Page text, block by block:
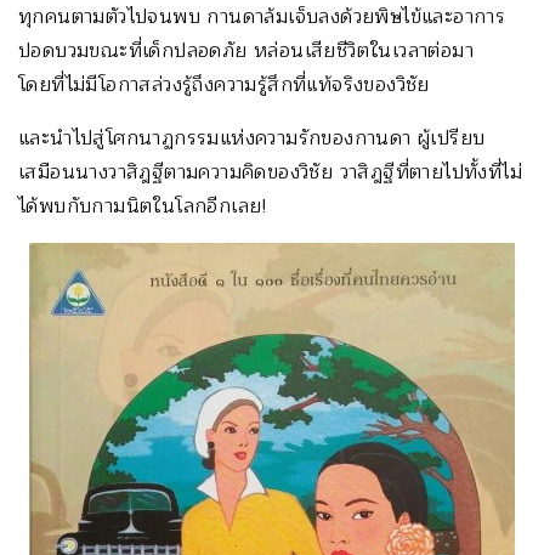
ทุกคนตามตัวไปจนพบ กานดาล้มเจ็บลงด้วยพิษไข้และอาการ
ปอดบวมขณะที่เด็กปลอดภัย หล่อนเสียชีวิตในเวลาต่อมา
โดยที่ไม่มีโอกาสล่วงรู้ถึงความรู้สึกที่แท้จริงของวิชัย
และนำไปสู่โศกนาฏกรรมแห่งความรักของกานดา ผู้เปรียบ
เสมือนนางวาสิฎฐีตามความคิดของวิชัย วาสิฎฐีที่ตายไปทั้งที่ไม่
ได้พบกับกามนิตในโลกอีกเลย!